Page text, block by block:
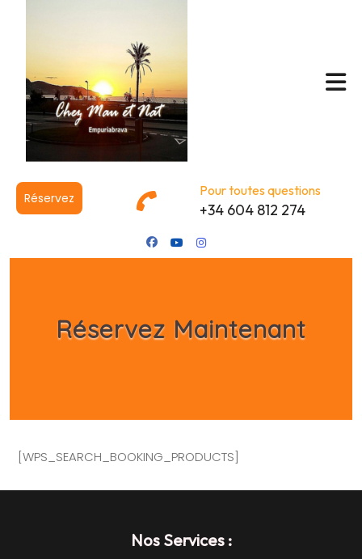
Réservez Pour toutes questions
+34 604 812 274
Réservez Maintenant
[WPS_SEARCH_BOOKING_PRODUCTS]
Nos Services :